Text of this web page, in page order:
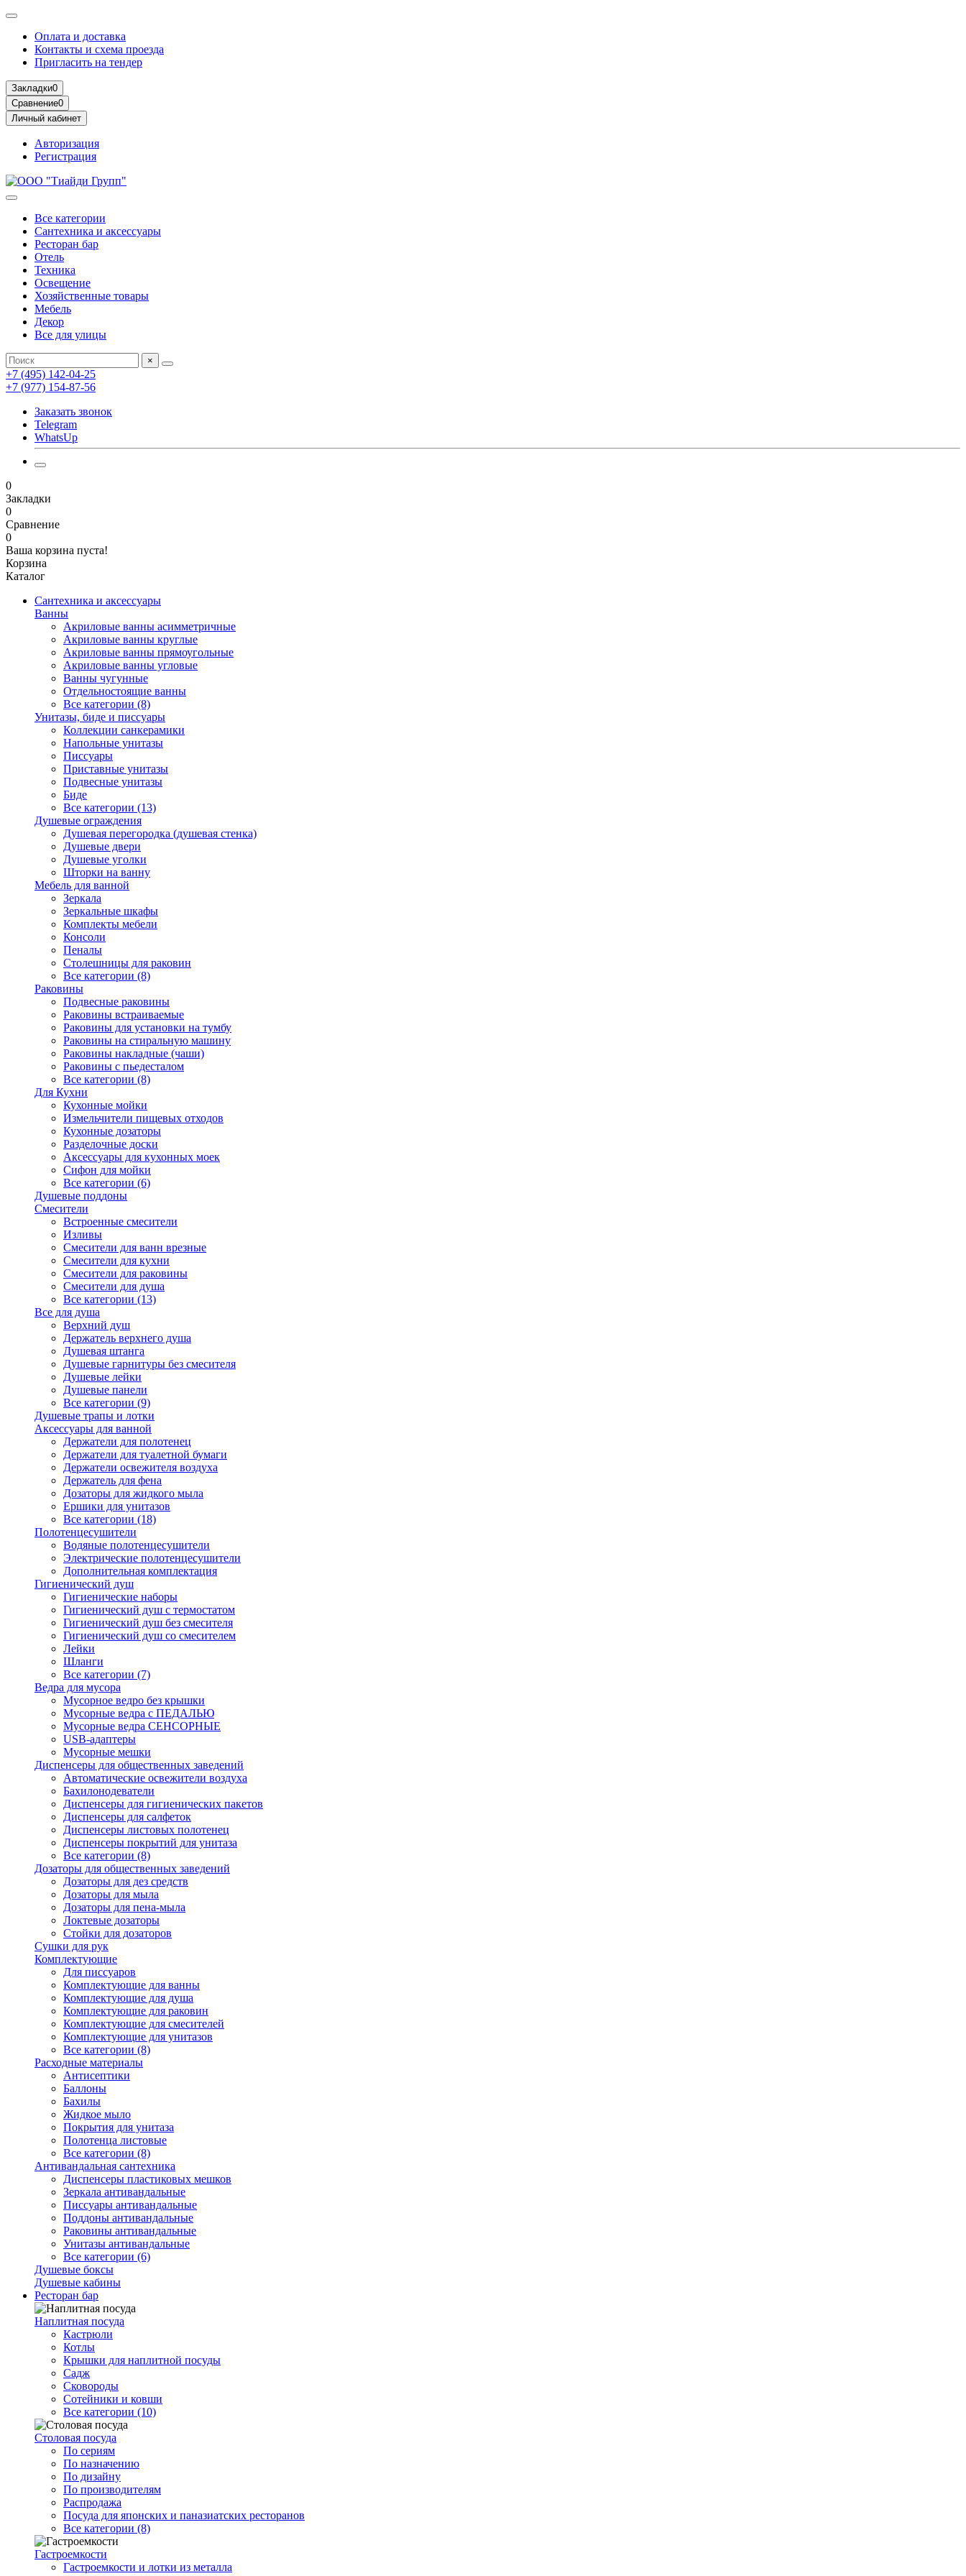
Оплата и доставка
Контакты и схема проезда
Пригласить на тендер
Закладки0
Сравнение0
Личный кабинет
Авторизация
Регистрация
Все категории
Сантехника и аксессуары
Ресторан бар
Отель
Техника
Освещение
Хозяйственные товары
Мебель
Декор
Все для улицы
×
+7 (495) 142-04-25
+7 (977) 154-87-56
Заказать звонок
Telegram
WhatsUp
0
Закладки
0
Сравнение
0
Ваша корзина пуста!
Корзина
Каталог
Сантехника и аксессуары
Ванны
Акриловые ванны асимметричные
Акриловые ванны круглые
Акриловые ванны прямоугольные
Акриловые ванны угловые
Ванны чугунные
Отдельностоящие ванны
Все категории (8)
Унитазы, биде и писсуары
Коллекции санкерамики
Напольные унитазы
Писсуары
Приставные унитазы
Подвесные унитазы
Биде
Все категории (13)
Душевые ограждения
Душевая перегородка (душевая стенка)
Душевые двери
Душевые уголки
Шторки на ванну
Мебель для ванной
Зеркала
Зеркальные шкафы
Комплекты мебели
Консоли
Пеналы
Столешницы для раковин
Все категории (8)
Раковины
Подвесные раковины
Раковины встраиваемые
Раковины для установки на тумбу
Раковины на стиральную машину
Раковины накладные (чаши)
Раковины с пьедесталом
Все категории (8)
Для Кухни
Кухонные мойки
Измельчители пищевых отходов
Кухонные дозаторы
Разделочные доски
Аксессуары для кухонных моек
Сифон для мойки
Все категории (6)
Душевые поддоны
Смесители
Встроенные смесители
Изливы
Смесители для ванн врезные
Смесители для кухни
Смесители для раковины
Смесители для душа
Все категории (13)
Все для душа
Верхний душ
Держатель верхнего душа
Душевая штанга
Душевые гарнитуры без смесителя
Душевые лейки
Душевые панели
Все категории (9)
Душевые трапы и лотки
Аксессуары для ванной
Держатели для полотенец
Держатели для туалетной бумаги
Держатели освежителя воздуха
Держатель для фена
Дозаторы для жидкого мыла
Ершики для унитазов
Все категории (18)
Полотенцесушители
Водяные полотенцесушители
Электрические полотенцесушители
Дополнительная комплектация
Гигиенический душ
Гигиенические наборы
Гигиенический душ с термостатом
Гигиенический душ без смесителя
Гигиенический душ со смесителем
Лейки
Шланги
Все категории (7)
Ведра для мусора
Мусорное ведро без крышки
Мусорные ведра с ПЕДАЛЬЮ
Мусорные ведра СЕНСОРНЫЕ
USB-адаптеры
Мусорные мешки
Диспенсеры для общественных заведений
Автоматические освежители воздуха
Бахилонодеватели
Диспенсеры для гигиенических пакетов
Диспенсеры для салфеток
Диспенсеры листовых полотенец
Диспенсеры покрытий для унитаза
Все категории (8)
Дозаторы для общественных заведений
Дозаторы для дез средств
Дозаторы для мыла
Дозаторы для пена-мыла
Локтевые дозаторы
Стойки для дозаторов
Сушки для рук
Комплектующие
Для писсуаров
Комплектующие для ванны
Комплектующие для душа
Комплектующие для раковин
Комплектующие для смесителей
Комплектующие для унитазов
Все категории (8)
Расходные материалы
Антисептики
Баллоны
Бахилы
Жидкое мыло
Покрытия для унитаза
Полотенца листовые
Все категории (8)
Антивандальная сантехника
Диспенсеры пластиковых мешков
Зеркала антивандальные
Писсуары антивандальные
Поддоны антивандальные
Раковины антивандальные
Унитазы антивандальные
Все категории (6)
Душевые боксы
Душевые кабины
Ресторан бар
Наплитная посуда
Кастрюли
Котлы
Крышки для наплитной посуды
Садж
Сковороды
Сотейники и ковши
Все категории (10)
Столовая посуда
По сериям
По назначению
По дизайну
По производителям
Распродажа
Посуда для японских и паназиатских ресторанов
Все категории (8)
Гастроемкости
Гастроемкости и лотки из металла